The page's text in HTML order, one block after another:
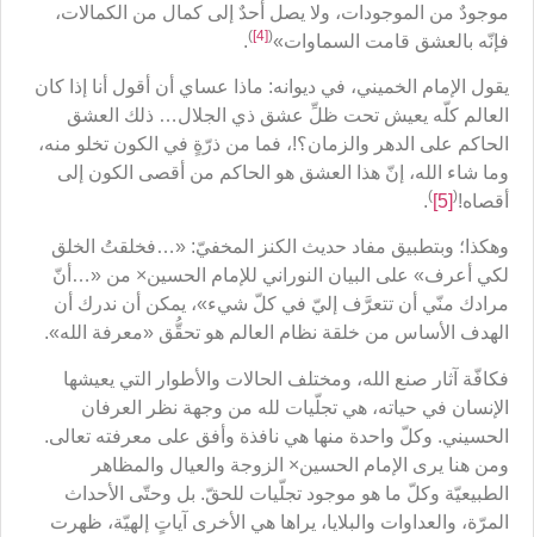
موجودٌ من الموجودات، ولا يصل أحدٌ إلى كمال من الكمالات،
فإنّه بالعشق قامت السماوات»(
[4]
)
.
يقول الإمام الخميني، في ديوانه: ماذا عساي أن أقول أنا إذا كان
العالم كلّه يعيش تحت ظلِّ عشق ذي الجلال… ذلك العشق
الحاكم على الدهر والزمان؟!، فما من ذرّةٍ في الكون تخلو منه،
وما شاء الله، إنّ هذا العشق هو الحاكم من أقصى الكون إلى
أقصاه!(
[5]
)
.
وهكذا؛ وبتطبيق مفاد حديث الكنز المخفيّ: «…فخلقتُ الخلق
لكي أعرف» على البيان النوراني للإمام الحسين× من «…أنّ
مرادك منّي أن تتعرَّف إليّ في كلّ شيء»، يمكن أن ندرك أن
الهدف الأساس من خلقة نظام العالم هو تحقُّق «معرفة الله».
فكافّة آثار صنع الله، ومختلف الحالات والأطوار التي يعيشها
الإنسان في حياته، هي تجلّيات لله من وجهة نظر العرفان
الحسيني. وكلّ واحدة منها هي نافذة وأفق على معرفته تعالى.
ومن هنا يرى الإمام الحسين× الزوجة والعيال والمظاهر
الطبيعيّة وكلّ ما هو موجود تجلّيات للحقّ. بل وحتّى الأحداث
المرّة، والعداوات والبلايا، يراها هي الأخرى آياتٍ إلهيّة، ظهرت